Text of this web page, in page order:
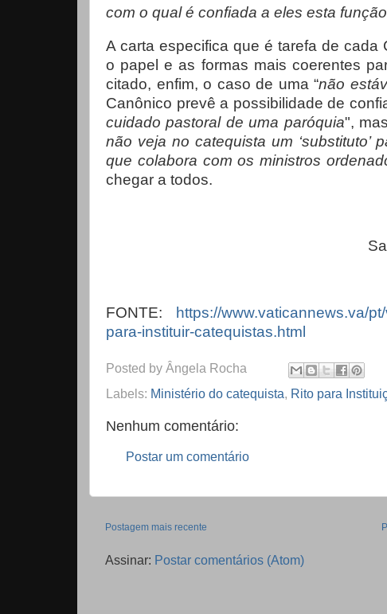
com o qual é confiada a eles esta
A carta especifica que é tarefa de cada
o papel e as formas mais coerentes
citado, enfim, o caso de uma “não
Canônico prevê a possibilidade de
cuidado pastoral de uma paróquia",
não veja no catequista um
que colabora com os ministros
chegar a todos.
FONTE: https://www.vaticannews.va/
para-instituir-catequistas.html
Posted by Ângela Rocha
Labels: Ministério do catequista, Rito para
Nenhum comentário:
Postar um comentário
Postagem mais recente
Assinar: Postar comentários (Atom)